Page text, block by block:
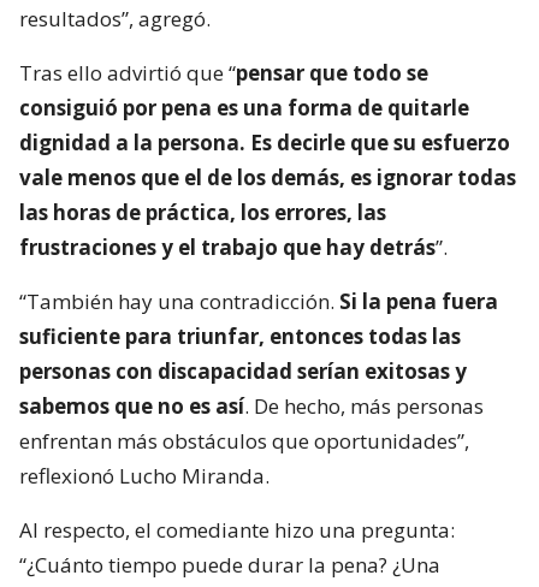
resultados”, agregó.
Tras ello advirtió que “pensar que todo se
consiguió por pena es una forma de quitarle
dignidad a la persona. Es decirle que su esfuerzo
vale menos que el de los demás, es ignorar todas
las horas de práctica, los errores, las
frustraciones y el trabajo que hay detrás”.
“También hay una contradicción. Si la pena fuera
suficiente para triunfar, entonces todas las
personas con discapacidad serían exitosas y
sabemos que no es así. De hecho, más personas
enfrentan más obstáculos que oportunidades”,
reflexionó Lucho Miranda.
Al respecto, el comediante hizo una pregunta:
“¿Cuánto tiempo puede durar la pena? ¿Una